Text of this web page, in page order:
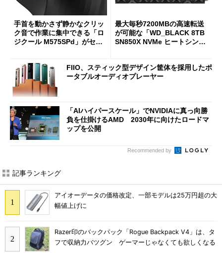
手首を動かさず静かなクリッ
ク音で作業に集中できる「ロ
ジクール M575SPd」がセー
最大毎秒7200MBの高速転送
が可能な「WD_BLACK 8TB
SN850X NVMe ヒートシンク
FIIO、スティック型デザイン筐体を採用したポ
ータブルオーディオプレーヤー
「AIハイパースケール」でNVIDIAに真っ向勝
負を仕掛けるAMD 2030年に向けたロードマ
ップを公開
Recommended by
記事ランキング
アイオーデータの価格改定、一部モデルは25万円超の大
幅値上げに
Razer印のバックパック「Rogue Backpack V4」は、タ
フで収納力バツグン ゲーマーじゃなくても欲しくなる